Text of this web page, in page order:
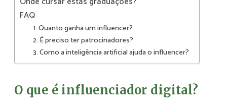
FAQ
1. Quanto ganha um influencer?
2. É preciso ter patrocinadores?
3. Como a inteligência artificial ajuda o influencer?
O que é influenciador digital?